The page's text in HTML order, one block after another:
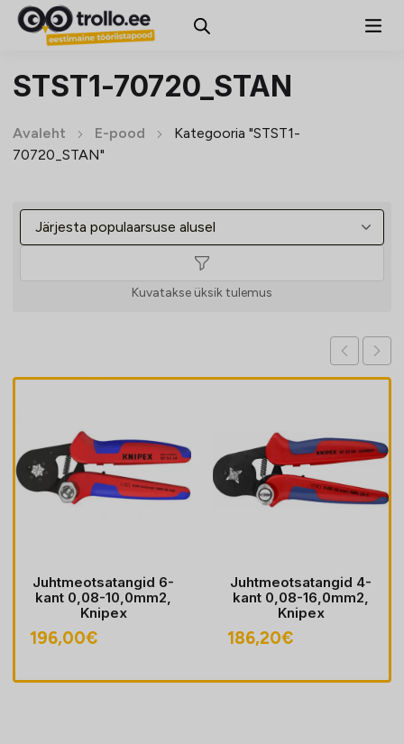
STST1-70720_STAN
Avaleht E-pood
Kategooria "STST1-
70720_STAN"
Kuvatakse üksik tulemus
Juhtmeotsatangid 6-
kant 0,08-10,0mm2,
Knipex
196,00€
Juhtmeotsatangid 4-
kant 0,08-16,0mm2,
Knipex
186,20€